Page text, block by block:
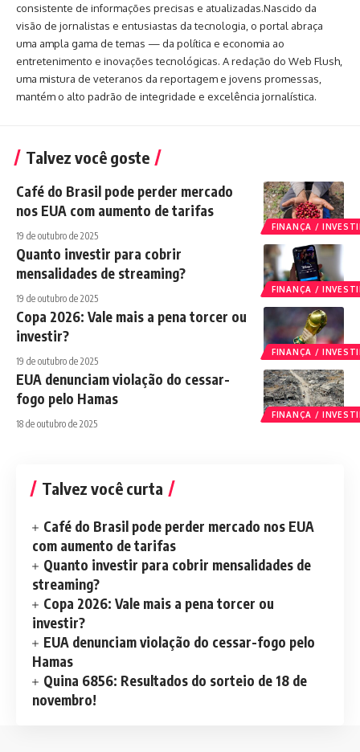
consistente de informações precisas e atualizadas.Nascido da
visão de jornalistas e entusiastas da tecnologia, o portal abraça
uma ampla gama de temas — da política e economia ao
entretenimento e inovações tecnológicas. A redação do Web Flush,
uma mistura de veteranos da reportagem e jovens promessas,
mantém o alto padrão de integridade e excelência jornalística.
Talvez você goste
FINANÇA /
Café do Brasil pode perder mercado
nos EUA com aumento de tarifas
19 de outubro de 2025
FINANÇA /
Quanto investir para cobrir
mensalidades de streaming?
19 de outubro de 2025
FINANÇA /
Copa 2026: Vale mais a pena torcer ou
investir?
19 de outubro de 2025
FINANÇA /
EUA denunciam violação do cessar-
fogo pelo Hamas
18 de outubro de 2025
Talvez você curta
Café do Brasil pode perder mercado nos EUA
com aumento de tarifas
Quanto investir para cobrir mensalidades de
streaming?
Copa 2026: Vale mais a pena torcer ou
investir?
EUA denunciam violação do cessar-fogo pelo
Hamas
Quina 6856: Resultados do sorteio de 18 de
novembro!